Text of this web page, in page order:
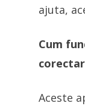
ajuta,
Cum
Aceste